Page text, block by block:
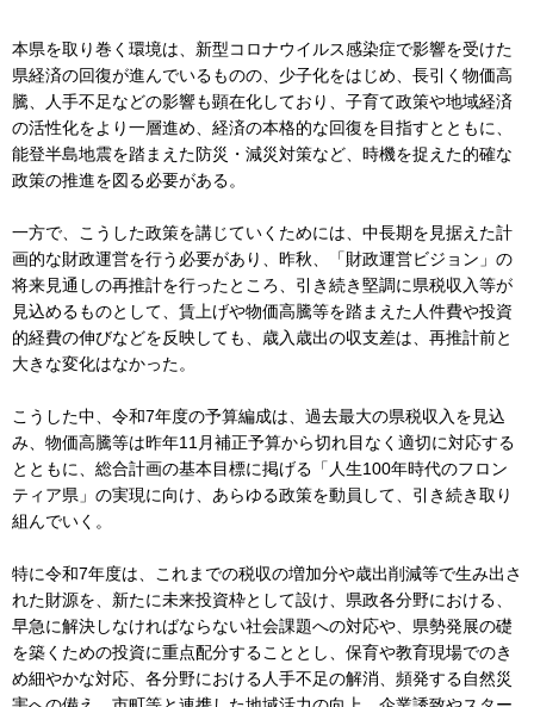
本県を取り巻く環境は、新型コロナウイルス感染症で影響を受けた
県経済の回復が進んでいるものの、少子化をはじめ、長引く物価高
騰、人手不足などの影響も顕在化しており、子育て政策や地域経済
の活性化をより一層進め、経済の本格的な回復を目指すとともに、
能登半島地震を踏まえた防災・減災対策など、時機を捉えた的確な
政策の推進を図る必要がある。
一方で、こうした政策を講じていくためには、中長期を見据えた計
画的な財政運営を行う必要があり、昨秋、「財政運営ビジョン」の
将来見通しの再推計を行ったところ、引き続き堅調に県税収入等が
見込めるものとして、賃上げや物価高騰等を踏まえた人件費や投資
的経費の伸びなどを反映しても、歳入歳出の収支差は、再推計前と
大きな変化はなかった。
こうした中、令和7年度の予算編成は、過去最大の県税収入を見込
み、物価高騰等は昨年11月補正予算から切れ目なく適切に対応する
とともに、総合計画の基本目標に掲げる「人生100年時代のフロン
ティア県」の実現に向け、あらゆる政策を動員して、引き続き取り
組んでいく。
特に令和7年度は、これまでの税収の増加分や歳出削減等で生み出さ
れた財源を、新たに未来投資枠として設け、県政各分野における、
早急に解決しなければならない社会課題への対応や、県勢発展の礎
を築くための投資に重点配分することとし、保育や教育現場でのき
め細やかな対応、各分野における人手不足の解消、頻発する自然災